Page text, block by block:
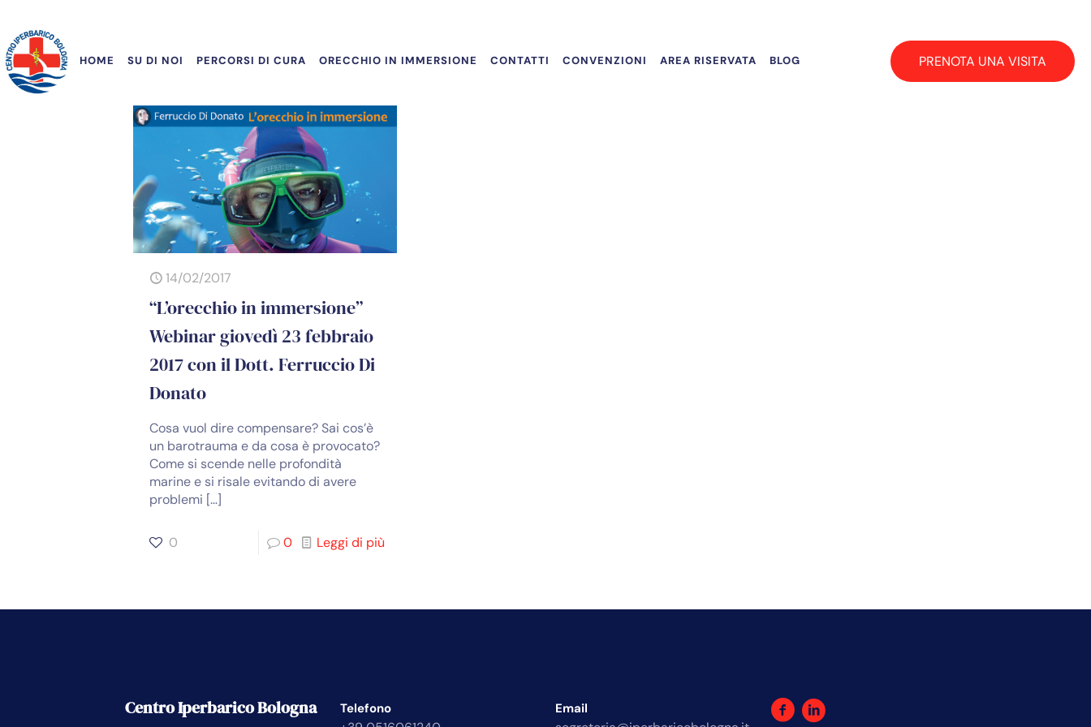
HOME SU DI NOI PERCORSI DI CURA ORECCHIO IN IMMERSIONE CONTATTI CONVENZIONI AREA RISERVATA BLOG PRENOTA UNA VISITA
14/02/2017
“L’orecchio in immersione”
Webinar giovedì 23 febbraio
2017 con il Dott. Ferruccio Di
Donato
Cosa vuol dire compensare? Sai cos’è
un barotrauma e da cosa è provocato?
Come si scende nelle profondità
marine e si risale evitando di avere
problemi […]
0 0 Leggi di più
Centro Iperbarico Bologna Telefono Email